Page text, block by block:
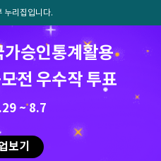
누리집입니다.
승인통계활용
전 우수작 투표
~ 8.7
보기
8.21.(금)